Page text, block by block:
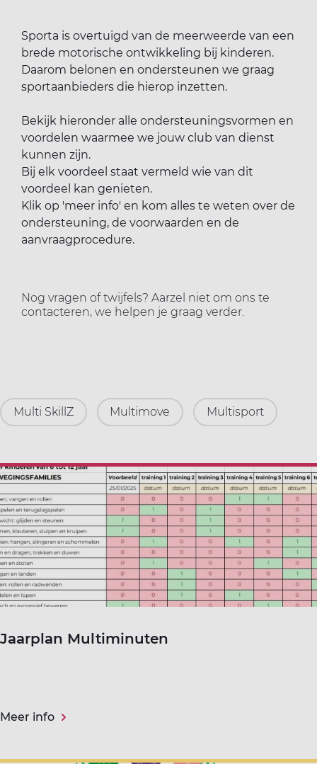
sporten
Sporta is overtuigd van de meerweerde van een
brede motorische ontwikkeling bij kinderen.
Daarom belonen en ondersteunen we graag
sportaanbieders die hierop inzetten.
Bekijk hieronder alle ondersteuningsvormen en
voordelen waarmee we jouw club van dienst
kunnen zijn.
Bij elk voordeel staat vermeld wie van dit
voordeel kan genieten.
Klik op 'meer info' en kom alles te weten over de
ondersteuning, de voorwaarden en de
aanvraagprocedure.
Nog vragen of twijfels? Aarzel niet om ons te
contacteren, we helpen je graag verder.
Multi SkillZ Multimove Multisport
Jaarplan Multiminuten
Meer info